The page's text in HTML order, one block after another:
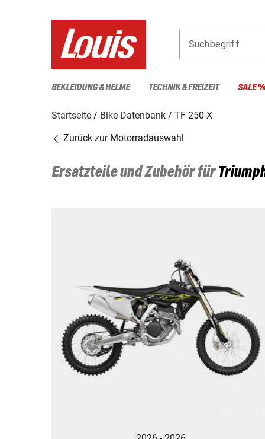
Suchbegriff
BEKLEIDUNG & HELME TECHNIK & FREIZEIT SALE %
Startseite Bike-Datenbank
TF 250-X
Zurück zur Motorradauswahl
Ersatzteile und Zubehör für